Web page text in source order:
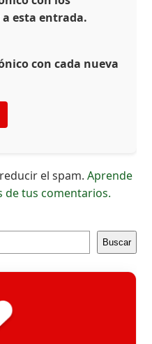
esta entrada.
con cada nueva
el spam.Aprende
de tus comentarios.
Buscar